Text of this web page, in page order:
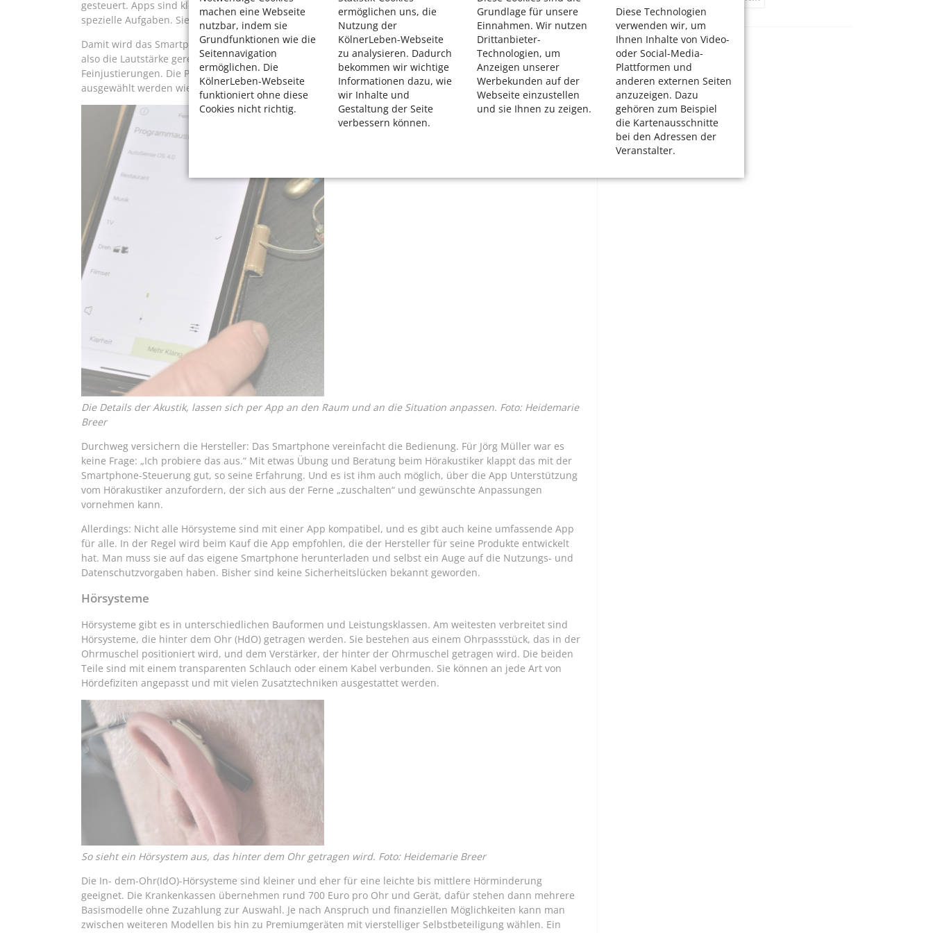
machen eine Webseite
nutzbar, indem sie
Grundfunktionen wie die
Seitennavigation
ermöglichen. Die
KölnerLeben-Webseite
funktioniert ohne diese
Cookies nicht richtig.
ermöglichen uns, die
Nutzung der
KölnerLeben-Webseite
zu analysieren. Dadurch
bekommen wir wichtige
Informationen dazu, wie
wir Inhalte und
Gestaltung der Seite
verbessern können.
Grundlage für unsere
Einnahmen. Wir nutzen
Drittanbieter-
Technologien, um
Anzeigen unserer
Werbekunden auf der
Webseite einzustellen
und sie Ihnen zu zeigen.
Diese Technologien
verwenden wir, um
Ihnen Inhalte von Video-
oder Social-Media-
Plattformen und
anderen externen Seiten
anzuzeigen. Dazu
gehören zum Beispiel
die Kartenausschnitte
bei den Adressen der
Veranstalter.
gesteuert. Apps sind kleine Computer-Anwendungsprogramme (englisch „application software“) für ganz
spezielle Aufgaben. Sie sind leicht zu installieren und zu nutzen.
Damit wird das Smartphone zur „digitalen Fernbedienung“ für alle Funktionen des Hörsystems. So kann
also die Lautstärke geregelt werden, es lassen sich Höhen und Bässe einstellen sowie alle möglichen
Feinjustierungen. Die Programme für besondere Situationen im Freien und in Räumen können ebenso
ausgewählt werden wie die Verbindungen zu anderen Multimediageräten.
Die Details der Akustik, lassen sich per App an den Raum und an die Situation anpassen. Foto: Heidemarie
Breer
Durchweg versichern die Hersteller: Das Smartphone vereinfacht die Bedienung. Für Jörg Müller war es
keine Frage: „Ich probiere das aus.“ Mit etwas Übung und Beratung beim Hörakustiker klappt das mit der
Smartphone-Steuerung gut, so seine Erfahrung. Und es ist ihm auch möglich, über die App Unterstützung
vom Hörakustiker anzufordern, der sich aus der Ferne „zuschalten“ und gewünschte Anpassungen
vornehmen kann.
Allerdings: Nicht alle Hörsysteme sind mit einer App kompatibel, und es gibt auch keine umfassende App
für alle. In der Regel wird beim Kauf die App empfohlen, die der Hersteller für seine Produkte entwickelt
hat. Man muss sie auf das eigene Smartphone herunterladen und selbst ein Auge auf die Nutzungs- und
Datenschutzvorgaben haben. Bisher sind keine Sicherheitslücken bekannt geworden.
Hörsysteme
Hörsysteme gibt es in unterschiedlichen Bauformen und Leistungsklassen. Am weitesten verbreitet sind
Hörsysteme, die hinter dem Ohr (HdO) getragen werden. Sie bestehen aus einem Ohrpassstück, das in der
Ohrmuschel positioniert wird, und dem Verstärker, der hinter der Ohrmuschel getragen wird. Die beiden
Teile sind mit einem transparenten Schlauch oder einem Kabel verbunden. Sie können an jede Art von
Hördefiziten angepasst und mit vielen Zusatztechniken ausgestattet werden.
So sieht ein Hörsystem aus, das hinter dem Ohr getragen wird. Foto: Heidemarie Breer
Die In- dem-Ohr(IdO)-Hörsysteme sind kleiner und eher für eine leichte bis mittlere Hörminderung
geeignet. Die Krankenkassen übernehmen rund 700 Euro pro Ohr und Gerät, dafür stehen dann mehrere
Basismodelle ohne Zuzahlung zur Auswahl. Je nach Anspruch und finanziellen Möglichkeiten kann man
zwischen weiteren Modellen bis hin zu Premiumgeräten mit vierstelliger Selbstbeteiligung wählen. Ein